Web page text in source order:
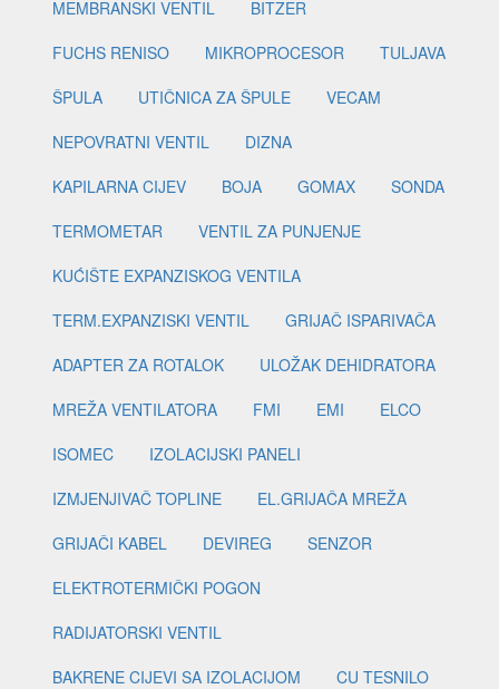
MEMBRANSKI VENTIL
BITZER
FUCHS RENISO
MIKROPROCESOR
TULJAVA
ŠPULA
UTIČNICA ZA ŠPULE
VECAM
NEPOVRATNI VENTIL
DIZNA
KAPILARNA CIJEV
BOJA GOMAX
SONDA
TERMOMETAR
VENTIL ZA PUNJENJE
KUĆIŠTE EXPANZISKOG VENTILA
TERM.EXPANZISKI VENTIL
GRIJAČ ISPARIVAČA
ADAPTER ZA ROTALOK
ULOŽAK DEHIDRATORA
MREŽA VENTILATORA
FMI EMI
ELCO
ISOMEC
IZOLACIJSKI PANELI
IZMJENJIVAČ TOPLINE
EL.GRIJAČA MREŽA
GRIJAČI KABEL
DEVIREG
SENZOR
ELEKTROTERMIČKI POGON
RADIJATORSKI VENTIL
BAKRENE CIJEVI SA IZOLACIJOM
CU TESNILO